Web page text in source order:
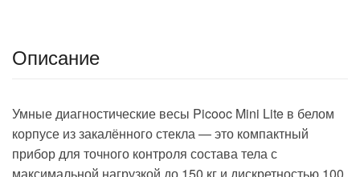
Описание
Умные диагностические весы Picooc Mini Lite в белом
корпусе из закалённого стекла — это компактный
прибор для точного контроля состава тела с
максимальной нагрузкой до 150 кг и дискретностью 100